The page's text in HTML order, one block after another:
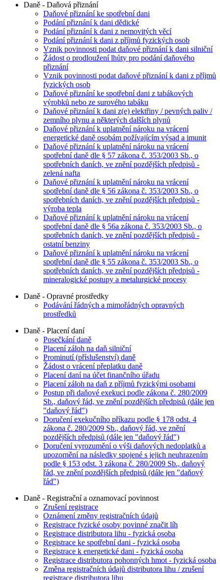
Daně - Daňová přiznání
Daňové přiznání ke spotřební dani
Podání přiznání k dani dědické
Podání přiznání k dani z nemovitých věcí
Podání přiznání k dani z příjmů fyzických osob
Vznik povinnosti podat daňové přiznání k dani silniční
Žádost o prodloužení lhůty pro podání daňového
přiznání
Vznik povinnosti podat daňové přiznání k dani z příjmů
fyzických osob
Daňové přiznání ke spotřební dani z tabákových
výrobků nebo ze surového tabáku
Daňové přiznání k dani z(e) elektřiny / pevných paliv /
zemního plynu a některých dalších plynů
Daňové přiznání k uplatnění nároku na vrácení
energetické daně osobám požívajícím výsad a imunit
Daňové přiznání k uplatnění nároku na vrácení
spotřební daně dle § 57 zákona č. 353/2003 Sb., o
spotřebních daních, ve znění pozdějších předpisů -
zelená nafta
Daňové přiznání k uplatnění nároku na vrácení
spotřební daně dle § 56 zákona č. 353/2003 Sb., o
spotřebních daních, ve znění pozdějších předpisů -
výroba tepla
Daňové přiznání k uplatnění nároku na vrácení
spotřební daně dle § 56a zákona č. 353/2003 Sb., o
spotřebních daních, ve znění pozdějších předpisů -
ostatní benziny
Daňové přiznání k uplatnění nároku na vrácení
spotřební daně dle § 55 zákona č. 353/2003 Sb., o
spotřebních daních, ve znění pozdějších předpisů -
mineralogické postupy a metalurgické procesy
Daně - Opravné prostředky
Podávání řádných a mimořádných opravných
prostředků
Daně - Placení daní
Posečkání daně
Placení záloh na daň silniční
Prominutí (příslušenství) daně
Žádost o vrácení přeplatku daně
Placení daní na účet finančního úřadu
Placení záloh na daň z příjmů fyzickými osobami
Postup při daňové exekuci podle zákona č. 280/2009
Sb., daňový řád, ve znění pozdějších předpisů (dále jen
"daňový řád")
Doručení exekučního příkazu podle § 178 odst. 4
zákona č. 280/2009 Sb., daňový řád, ve znění
pozdějších předpisů (dále jen "daňový řád")
Doručení vyrozumění o výši daňových nedoplatků a
upozornění na následky spojené s jejich neuhrazením
podle § 153 odst. 3 zákona č. 280/2009 Sb., daňový
řád, ve znění pozdějších předpisů (dále jen "daňový
řád")
Daně - Registrační a oznamovací povinnost
Zrušení registrace
Oznámení změny registračních údajů
Registrace fyzické osoby povinné značit líh
Registrace distributora lihu - fyzická osoba
Registrace ke spotřební dani - fyzická osoba
Registrace k energetické dani - fyzická osoba
Registrace distributora pohonných hmot - fyzická osoba
Změna registračních údajů distributora lihu / zrušení
registrace distributora lihu